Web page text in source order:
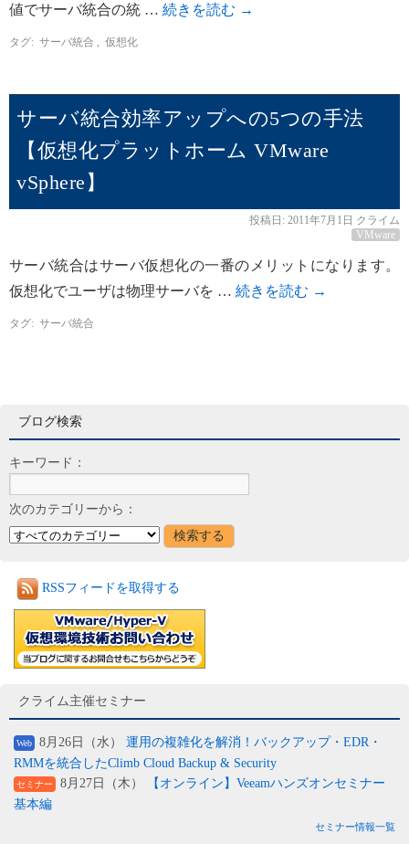
値でサーバ統合の統 … 続きを読む →
タグ: サーバ統合 仮想化
サーバ統合効率アップへの5つの手法
【仮想化プラットホーム VMware
vSphere】
投稿日: 2011年7月1日 クライム
VMware
サーバ統合はサーバ仮想化の一番のメリットになります。
仮想化でユーザは物理サーバを … 続きを読む →
タグ: サーバ統合
ブログ検索
キーワード：
次のカテゴリーから：
RSSフィードを取得する
クライム主催セミナー
Web 8月26日（水） 運用の複雑化を解消！バックアップ・EDR・
RMMを統合したClimb Cloud Backup & Security
セミナー 8月27日（木）
【オンライン】Veeamハンズオンセミナー
基本編
セミナー情報一覧